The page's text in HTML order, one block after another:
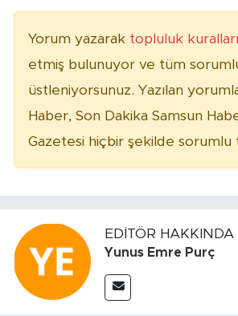
Yorum yazarak topluluk
etmiş bulunuyor ve tüm
üstleniyorsunuz. Yazılan
Haber, Son Dakika Samsun
Gazetesi hiçbir şekilde sorumlu
EDITÖR HAKKINDA
Yunus Emre Purç